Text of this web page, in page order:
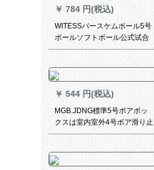
￥ 784 円(税込)
WITESSバースケムボール5号
ボールソフトボール公式试合
バスケドバックハンドハンド
久性抜群ボストンボール7号ボ
ール5号ボール軟皮式试合バス
ケドバック【全セットプレゼ
ント】5番ボール子供バークボ
ックス
￥ 544 円(税込)
MGB.JDNG標準5号ボアボッ
クスは室内室外4号ボア滑り止
め耐久性抜群公式試合バーボ
ォス+エピクン+ネトポケト】